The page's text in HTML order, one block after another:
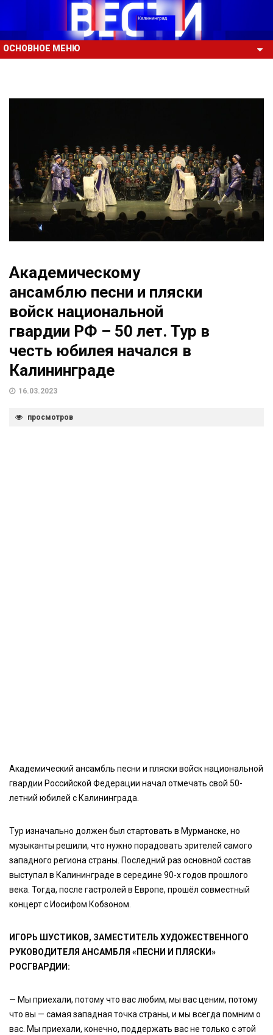
ОСНОВНОЕ МЕНЮ
Академическому
ансамблю песни и пляски
войск национальной
гвардии РФ – 50 лет. Тур в
честь юбилея начался в
Калининграде
16.03.2023
просмотров
Академический ансамбль песни и пляски войск национальной
гвардии Российской Федерации начал отмечать свой 50-
летний юбилей с Калининграда.
Тур изначально должен был стартовать в Мурманске, но
музыканты решили, что нужно порадовать зрителей самого
западного региона страны. Последний раз основной состав
выступал в Калининграде в середине 90-х годов прошлого
века. Тогда, после гастролей в Европе, прошёл совместный
концерт с Иосифом Кобзоном.
ИГОРЬ ШУСТИКОВ, ЗАМЕСТИТЕЛЬ ХУДОЖЕСТВЕННОГО
РУКОВОДИТЕЛЯ АНСАМБЛЯ «ПЕСНИ И ПЛЯСКИ»
РОСГВАРДИИ:
— Мы приехали, потому что вас любим, мы вас ценим, потому
что вы — самая западная точка страны, и мы всегда помним о
вас. Мы приехали, конечно, поддержать вас не только с этой